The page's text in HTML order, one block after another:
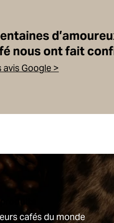
nous ont fait
avis Google >
cafés du monde